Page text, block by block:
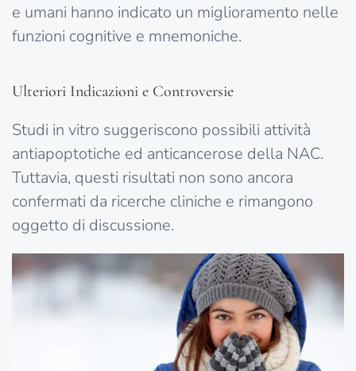
e umani hanno indicato un miglioramento nelle
funzioni cognitive e mnemoniche.
Ulteriori Indicazioni e Controversie
Studi in vitro suggeriscono possibili attività
antiapoptotiche ed anticancerose della NAC.
Tuttavia, questi risultati non sono ancora
confermati da ricerche cliniche e rimangono
oggetto di discussione.